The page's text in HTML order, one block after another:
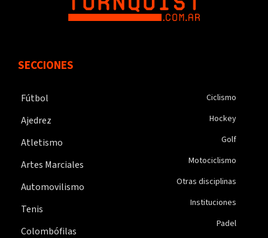
SECCIONES
Fútbol
Ajedrez
Atletismo
Artes Marciales
Automovilismo
Tenis
Colombófilas
Ciclismo
Hockey
Golf
Motociclismo
Otras disciplinas
Instituciones
Padel